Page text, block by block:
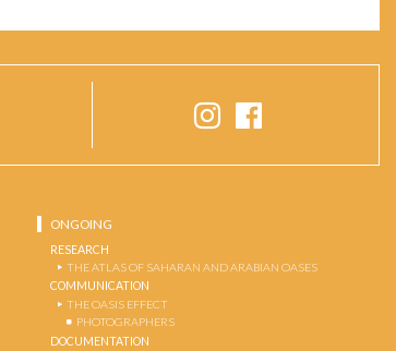
ONGOING
RESEARCH
THE ATLAS OF SAHARAN AND ARABIAN OASES
COMMUNICATION
THE OASIS EFFECT
PHOTOGRAPHERS
DOCUMENTATION